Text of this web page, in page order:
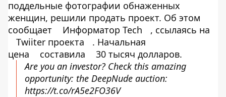
поддельные фотографии обнаженных
женщин, решили продать проект. Об этом
сообщает
Информатор Tech
, ссылаясь на
Twiiter проекта
. Начальная
цена
составила
30 тысяч долларов.
Are you an investor? Check this amazing
opportunity: the DeepNude auction:
https://t.co/rA5e2FO36V